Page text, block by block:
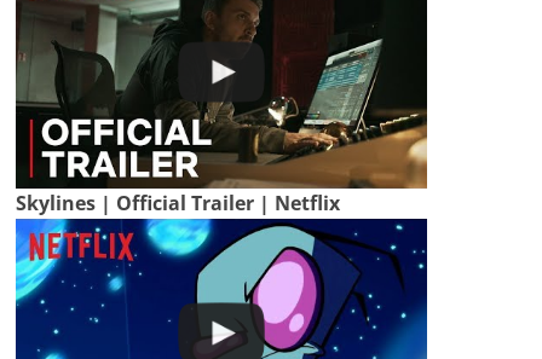
Skylines | Official Trailer | Netflix